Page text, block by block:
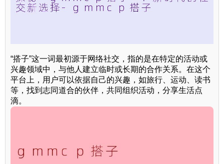
“搭子”这一词最初源于网络社交，指的是在特定的活动或
兴趣领域中，与他人建立临时或长期的合作关系。在这个
平台上，用户可以依据自己的兴趣，如旅行、运动、读书
等，找到志同道合的伙伴，共同组织活动，分享生活点
滴。